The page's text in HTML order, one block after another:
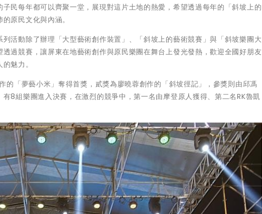
民每年都可以齊聚一堂，展現對這片土地的熱愛，希望透過每年的「斜坡上的
原民文化與內涵。
活動除了辦理「大型藝術創作裝置」、「斜坡上的藝術競賽」與「斜坡樂團大
過競賽，讓屏東在地藝術創作與原民樂團在舞台上發光發熱，歡迎全國好朋友
魅力。
的「夢藝小米」奪得首獎，貳獎為廖曉蓉創作的「斜坡徑記」，參獎則由邱馮
8組樂團進入決賽，在激烈的競爭中，第一名由摩登原人獲得、第二名RK魯凱